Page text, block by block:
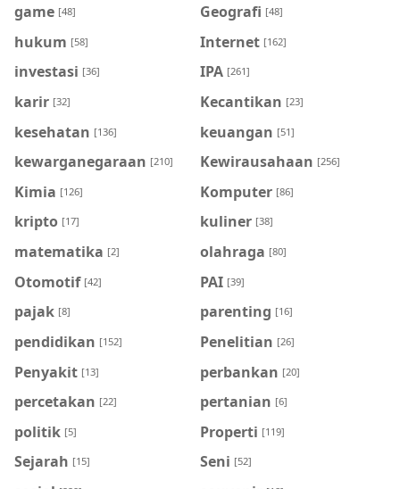
game [48] Geografi [48]
hukum [58] Internet [162]
investasi [36] IPA [261]
karir [32] Kecantikan [23]
kesehatan [136] keuangan [51]
kewarganegaraan [210] Kewirausahaan [256]
Kimia [126] Komputer [86]
kripto [17] kuliner [38]
matematika [2] olahraga [80]
Otomotif [42] PAI [39]
pajak [8] parenting [16]
pendidikan [152] Penelitian [26]
Penyakit [13] perbankan [20]
percetakan [22] pertanian [6]
politik [5] Properti [119]
Sejarah [15] Seni [52]